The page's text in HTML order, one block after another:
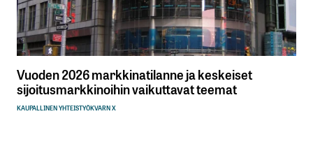
Vuoden 2026 markkinatilanne ja keskeiset
sijoitusmarkkinoihin vaikuttavat teemat
KAUPALLINEN YHTEISTYÖKVARN X